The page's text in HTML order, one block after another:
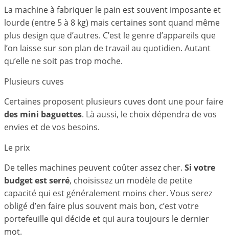
La machine à fabriquer le pain est souvent imposante et
lourde (entre 5 à 8 kg) mais certaines sont quand même
plus design que d’autres. C’est le genre d’appareils que
l’on laisse sur son plan de travail au quotidien. Autant
qu’elle ne soit pas trop moche.
Plusieurs cuves
Certaines proposent plusieurs cuves dont une pour faire
des mini baguettes. Là aussi, le choix dépendra de vos
envies et de vos besoins.
Le prix
De telles machines peuvent coûter assez cher. Si votre
budget est serré, choisissez un modèle de petite
capacité qui est généralement moins cher. Vous serez
obligé d’en faire plus souvent mais bon, c’est votre
portefeuille qui décide et qui aura toujours le dernier
mot.